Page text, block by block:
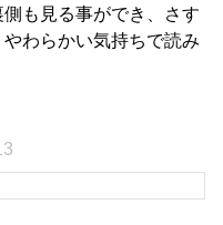
も見る事ができ、さす
わらかい気持ちで読み